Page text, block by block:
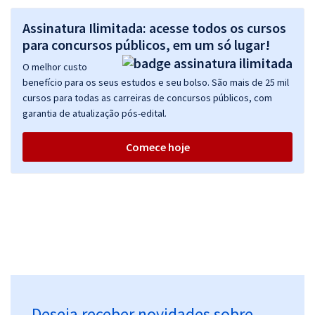
25,32
Economize R$ 75,96 (-20%)
Comprar
SES TO - Secretaria de Saúde do Estado do Tocantins - Auditor em
Saúde (Pós-Edital)
à vista
ou 12x deR$32,66
SES TO - Secretaria de Estado de Saúde do Tocantins - Biomédico
Assinatura Ilimitada: acesse todos os cursos
para concursos públicos, em um só lugar!
O melhor custo
benefício para os seus estudos e seu bolso. São mais de 25 mil
cursos para todas as carreiras de concursos públicos, com
garantia de atualização pós-edital.
Comece hoje